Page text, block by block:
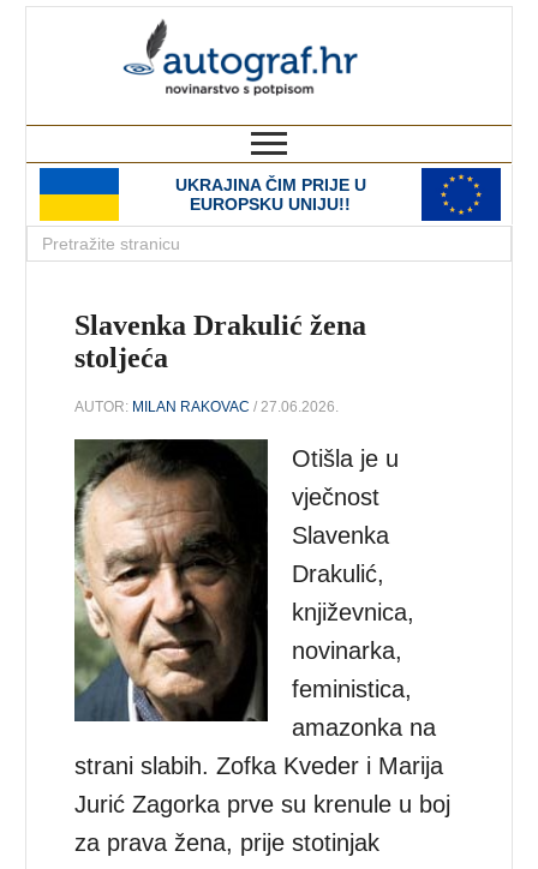
UKRAJINA ČIM PRIJE U
EUROPSKU UNIJU!!
Slavenka Drakulić žena
stoljeća
AUTOR: MILAN RAKOVAC / 27.06.2026.
Otišla je u
vječnost
Slavenka
Drakulić,
književnica,
novinarka,
feministica,
amazonka na
strani slabih. Zofka Kveder i Marija
Jurić Zagorka prve su krenule u boj
za prava žena, prije stotinjak